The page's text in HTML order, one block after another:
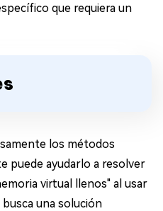
que requiera un
los métodos
puede ayudarlo a resolver
virtual llenos" al usar
una solución